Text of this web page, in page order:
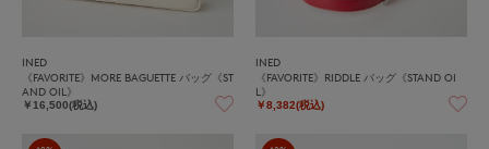
INED
《FAVORITE》MORE BAGUETTE バッグ《ST
AND OIL》
￥16,500(税込)
INED
《FAVORITE》RIDDLE バッグ《STAND OI
L》
￥8,382(税込)